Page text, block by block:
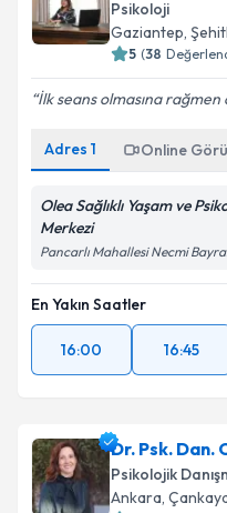
Psikoloji
Gaziantep,
5 (38
İlk seans olmasına rağmen
Adres 1 Online
Olea Sağlıklı Yaşam ve
Merkezi
Pancarlı Mahallesi Necmi
En Yakın Saatler
16:00 16:45
Dr. Psk. Dan.
Psikolojik
Ankara,